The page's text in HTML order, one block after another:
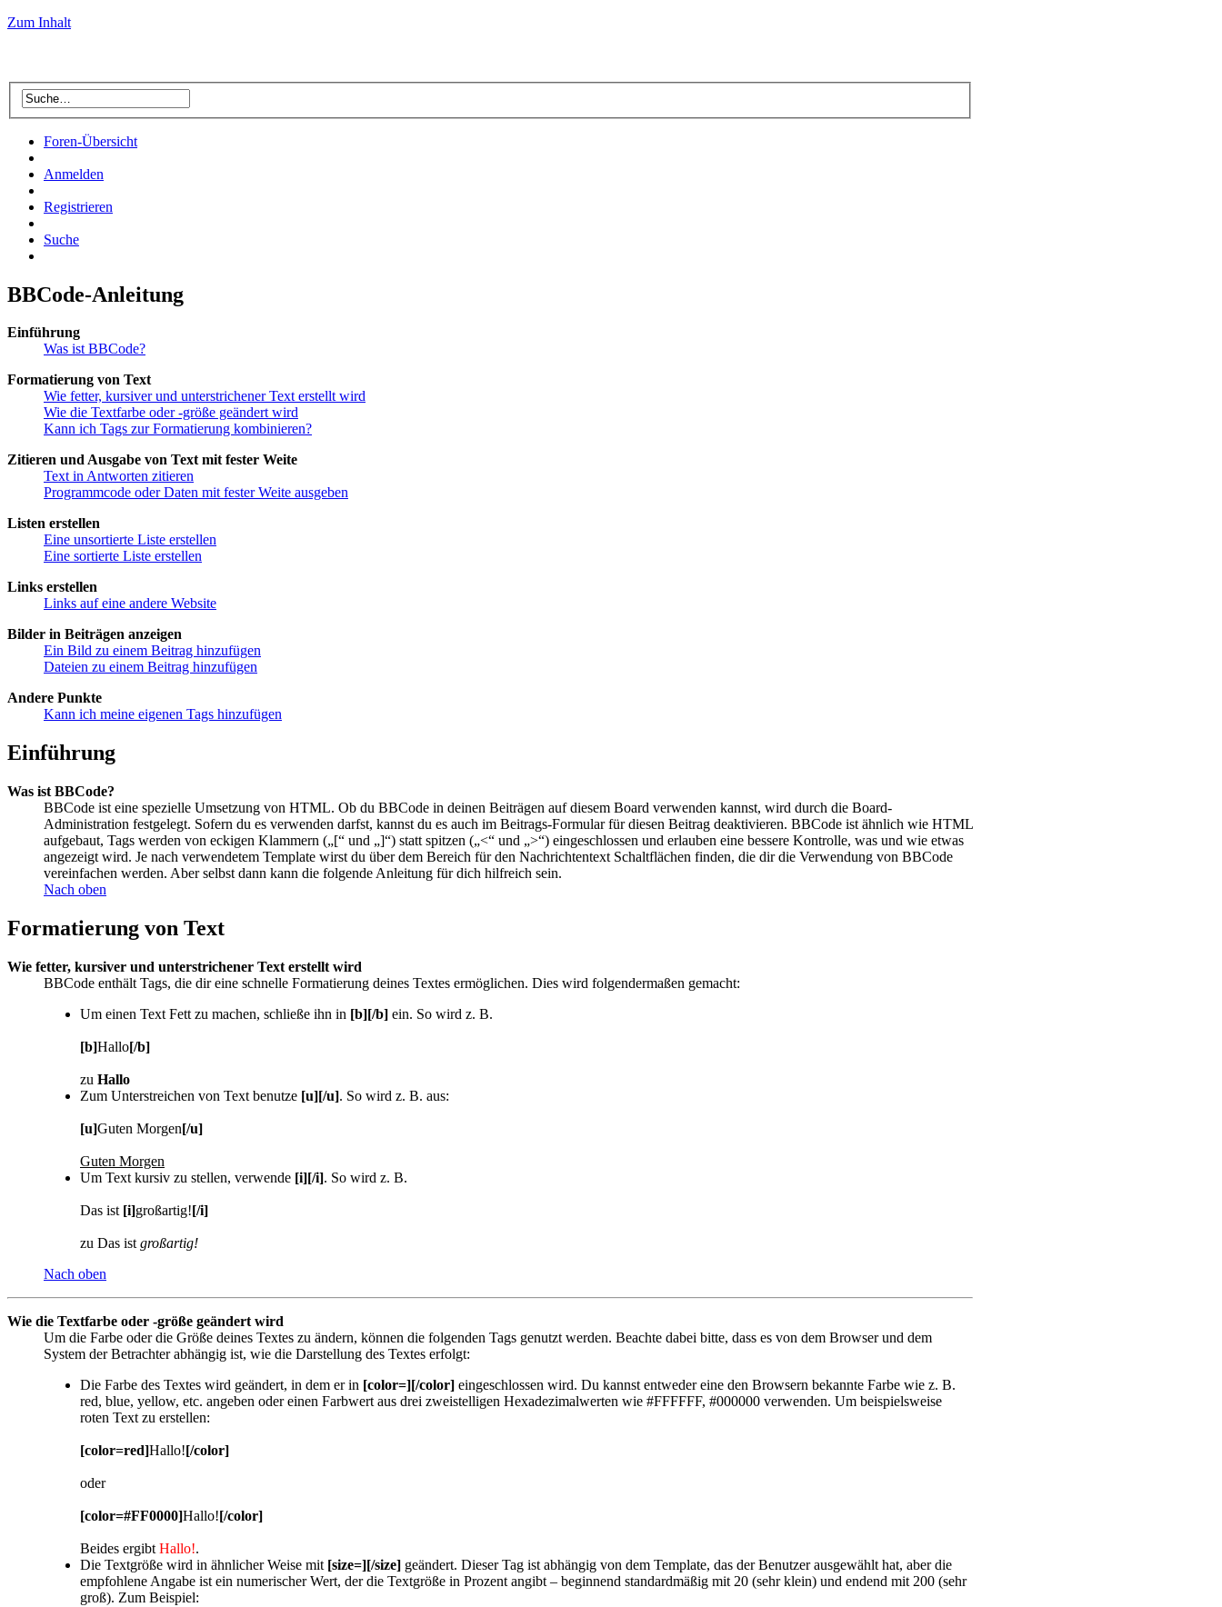
Zum Inhalt
Foren-Übersicht
Anmelden
Registrieren
Suche
BBCode-Anleitung
Einführung
Was ist BBCode?
Formatierung von Text
Wie fetter, kursiver und unterstrichener Text erstellt wird
Wie die Textfarbe oder -größe geändert wird
Kann ich Tags zur Formatierung kombinieren?
Zitieren und Ausgabe von Text mit fester Weite
Text in Antworten zitieren
Programmcode oder Daten mit fester Weite ausgeben
Listen erstellen
Eine unsortierte Liste erstellen
Eine sortierte Liste erstellen
Links erstellen
Links auf eine andere Website
Bilder in Beiträgen anzeigen
Ein Bild zu einem Beitrag hinzufügen
Dateien zu einem Beitrag hinzufügen
Andere Punkte
Kann ich meine eigenen Tags hinzufügen
Einführung
Was ist BBCode?
BBCode ist eine spezielle Umsetzung von HTML. Ob du BBCode in deinen Beiträgen auf diesem Board verwenden kannst, wird durch die Board-
Administration festgelegt. Sofern du es verwenden darfst, kannst du es auch im Beitrags-Formular für diesen Beitrag deaktivieren. BBCode ist ähnlich wie HTML
aufgebaut, Tags werden von eckigen Klammern („[“ und „]“) statt spitzen („<“ und „>“) eingeschlossen und erlauben eine bessere Kontrolle, was und wie etwas
angezeigt wird. Je nach verwendetem Template wirst du über dem Bereich für den Nachrichtentext Schaltflächen finden, die dir die Verwendung von BBCode
vereinfachen werden. Aber selbst dann kann die folgende Anleitung für dich hilfreich sein.
Nach oben
Formatierung von Text
Wie fetter, kursiver und unterstrichener Text erstellt wird
BBCode enthält Tags, die dir eine schnelle Formatierung deines Textes ermöglichen. Dies wird folgendermaßen gemacht:
Um einen Text Fett zu machen, schließe ihn in [b][/b] ein. So wird z. B.
[b]Hallo[/b]
zu Hallo
Zum Unterstreichen von Text benutze [u][/u]. So wird z. B. aus:
[u]Guten Morgen[/u]
Guten Morgen
Um Text kursiv zu stellen, verwende [i][/i]. So wird z. B.
Das ist [i]großartig![/i]
zu Das ist großartig!
Nach oben
Wie die Textfarbe oder -größe geändert wird
Um die Farbe oder die Größe deines Textes zu ändern, können die folgenden Tags genutzt werden. Beachte dabei bitte, dass es von dem Browser und dem
System der Betrachter abhängig ist, wie die Darstellung des Textes erfolgt:
Die Farbe des Textes wird geändert, in dem er in [color=][/color] eingeschlossen wird. Du kannst entweder eine den Browsern bekannte Farbe wie z. B.
red, blue, yellow, etc. angeben oder einen Farbwert aus drei zweistelligen Hexadezimalwerten wie #FFFFFF, #000000 verwenden. Um beispielsweise
roten Text zu erstellen:
[color=red]Hallo![/color]
oder
[color=#FF0000]Hallo![/color]
Beides ergibt Hallo!.
Die Textgröße wird in ähnlicher Weise mit [size=][/size] geändert. Dieser Tag ist abhängig von dem Template, das der Benutzer ausgewählt hat, aber die
empfohlene Angabe ist ein numerischer Wert, der die Textgröße in Prozent angibt – beginnend standardmäßig mit 20 (sehr klein) und endend mit 200 (sehr
groß). Zum Beispiel: